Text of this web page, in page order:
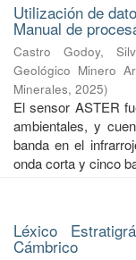
Utilización de
Manual de
Castro Godoy,
Geológico Minero
Minerales, 2025)
El sensor ASTER
ambientales, y
banda en el
onda corta y cinco
Léxico
Cámbrico